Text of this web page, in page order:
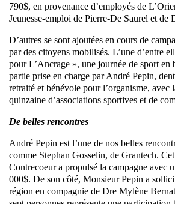
790$, en provenance d’employés de
Jeunesse-emploi de Pierre-De Saurel et de
D’autres se sont ajoutées en cours de
par des citoyens mobilisés. L’une d’entre
pour L’Ancrage », une journée de sport en
partie prise en charge par André Pepin,
retraité et bénévole pour l’organisme, avec
quinzaine d’associations sportives et de
De belles rencontres
André Pepin est l’une de nos belles
comme Stephan Gosselin, de Grantech.
Contrecoeur a propulsé la campagne avec
000$. De son côté, Monsieur Pepin a
région en compagnie de Dre Mylène